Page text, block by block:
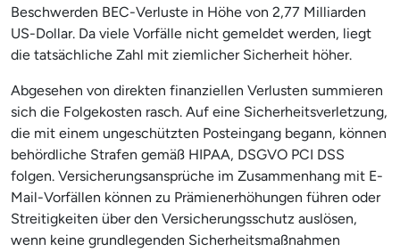
Beschwerden BEC-Verluste in Höhe von 2,77 Milliarden
US-Dollar. Da viele Vorfälle nicht gemeldet werden, liegt
die tatsächliche Zahl mit ziemlicher Sicherheit höher.
Abgesehen von direkten finanziellen Verlusten summieren
sich die Folgekosten rasch. Auf eine Sicherheitsverletzung,
die mit einem ungeschützten Posteingang begann, können
behördliche Strafen gemäß HIPAA, DSGVO PCI DSS
folgen. Versicherungsansprüche im Zusammenhang mit E-
Mail-Vorfällen können zu Prämienerhöhungen führen oder
Streitigkeiten über den Versicherungsschutz auslösen,
wenn keine grundlegenden Sicherheitsmaßnahmen